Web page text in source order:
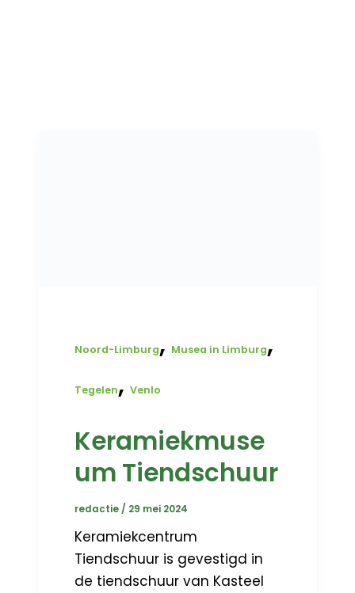
Noord-Limburg, Musea in Limburg,
Tegelen,Venlo
Keramiekmuse
um Tiendschuur
redactie / 29 mei 2024
Keramiekcentrum
Tiendschuur is gevestigd in
de tiendschuur van Kasteel